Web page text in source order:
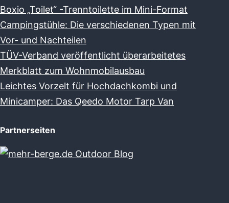
Boxio „Toilet“ -Trenntoilette im Mini-Format
Campingstühle: Die verschiedenen Typen mit
Vor- und Nachteilen
TÜV-Verband veröffentlicht überarbeitetes
Merkblatt zum Wohnmobilausbau
Leichtes Vorzelt für Hochdachkombi und
Minicamper: Das Qeedo Motor Tarp Van
Partnerseiten